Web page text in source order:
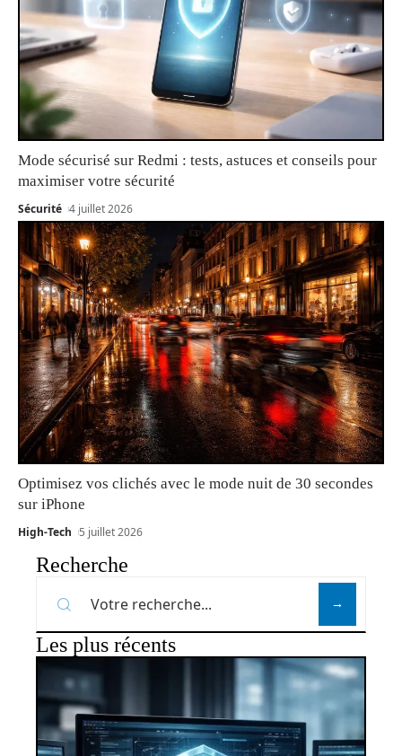
Mode sécurisé sur Redmi : tests, astuces et conseils pour
maximiser votre sécurité
Sécurité 4 juillet 2026
Optimisez vos clichés avec le mode nuit de 30 secondes
sur iPhone
High-Tech 5 juillet 2026
Recherche
Les plus récents